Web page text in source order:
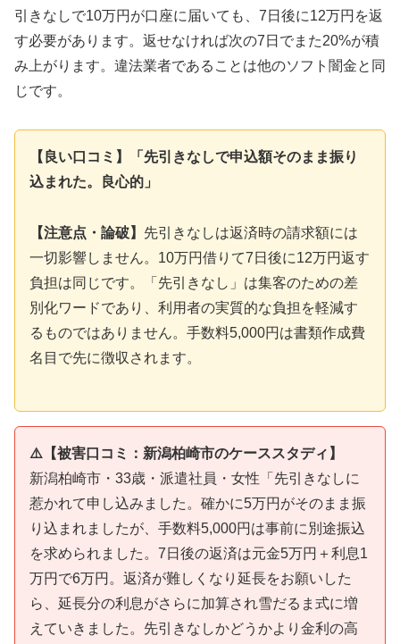
引きなしで10万円が口座に届いても、7日後に12万円を返
す必要があります。返せなければ次の7日でまた20%が積
み上がります。違法業者であることは他のソフト闇金と同
じです。
【良い口コミ】「先引きなしで申込額そのまま振り
込まれた。良心的」
【注意点・論破】 先引きなしは返済時の請求額には
一切影響しません。10万円借りて7日後に12万円返す
負担は同じです。「先引きなし」は集客のための差
別化ワードであり、利用者の実質的な負担を軽減す
るものではありません。手数料5,000円は書類作成費
名目で先に徴収されます。
⚠️【被害口コミ：新潟柏崎市のケーススタディ】
新潟柏崎市・33歳・派遣社員・女性「先引きなしに
惹かれて申し込みました。確かに5万円がそのまま振
り込まれましたが、手数料5,000円は事前に別途振込
を求められました。7日後の返済は元金5万円＋利息1
万円で6万円。返済が難しくなり延長をお願いした
ら、延長分の利息がさらに加算され雪だるま式に増
えていきました。先引きなしかどうかより金利の高